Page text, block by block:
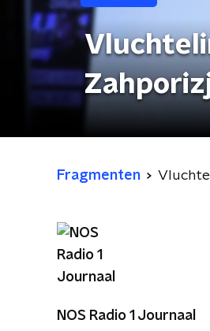
Fragmenten
NOS Radio 1 Journaal